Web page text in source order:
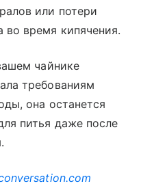
или потери
во время кипячения.
чайнике
требованиям
она останется
питья даже после